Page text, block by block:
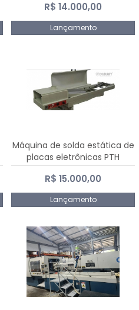
R$ 14.000,00
Lançamento
Máquina de solda estática de
placas eletrônicas PTH
DIALSAT
R$ 15.000,00
Lançamento